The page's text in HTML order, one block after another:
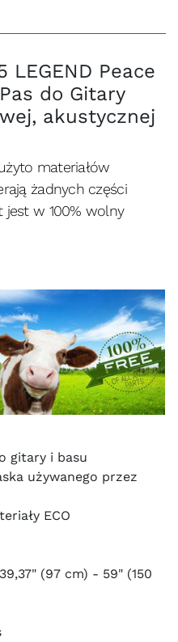
LEGEND Peace
do Gitary
akustycznej
materiałów
żadnych części
w 100% wolny
gitary i basu
używanego przez
ECO
(97 cm) - 59" (150